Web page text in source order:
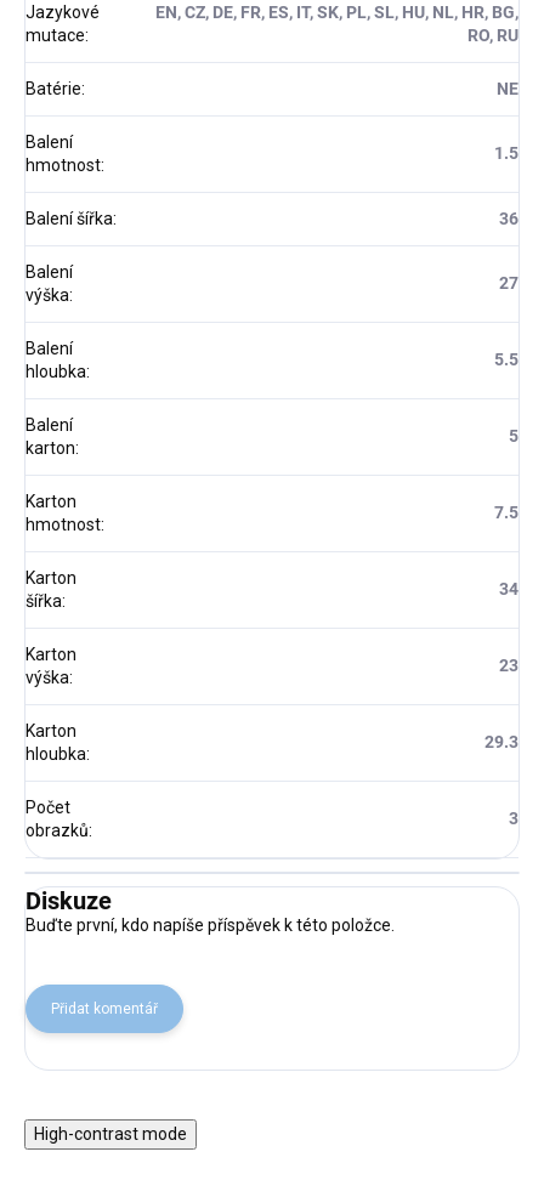
Jazykové
mutace:
EN, CZ, DE, FR, ES, IT, SK, PL, SL, HU, NL, HR, BG,
RO, RU
Batérie: NE
Balení
hmotnost:
1.5
Balení šířka: 36
Balení
výška:
27
Balení
hloubka:
5.5
Balení
karton:
5
Karton
hmotnost:
7.5
Karton
šířka:
34
Karton
výška:
23
Karton
hloubka:
29.3
Počet
obrazků:
3
Diskuze
Buďte první, kdo napíše příspěvek k této položce.
Přidat komentář
High-contrast mode